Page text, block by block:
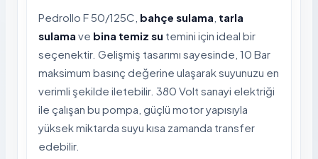
Pedrollo F 50/125C, bahçe sulama tarla
sulama ve bina temiz su temini için ideal bir
seçenektir. Gelişmiş tasarımı sayesinde, 10 Bar
maksimum basınç değerine ulaşarak suyunuzu en
verimli şekilde iletebilir. 380 Volt sanayi elektriği
ile çalışan bu pompa, güçlü motor yapısıyla
yüksek miktarda suyu kısa zamanda transfer
edebilir.